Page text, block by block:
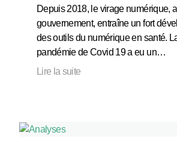
Depuis 2018, le virage numérique,
gouvernement, entraîne un fort
des outils du numérique en santé.
pandémie de Covid 19 a eu un…
Lire la suite